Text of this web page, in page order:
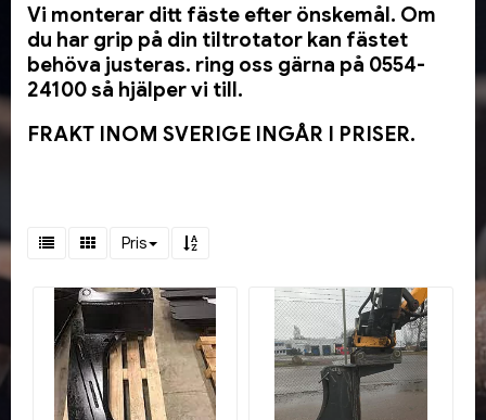
Vi monterar ditt fäste efter önskemål. Om
du har grip på din tiltrotator kan fästet
behöva justeras. ring oss gärna på 0554-
24100 så hjälper vi till.
FRAKT INOM SVERIGE INGÅR I PRISER.
Pris